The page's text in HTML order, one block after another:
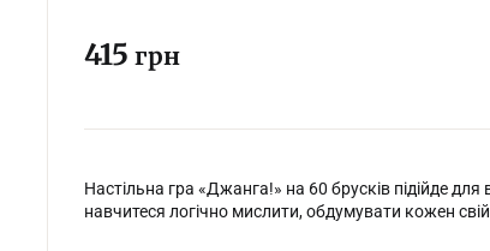
415 грн
Настільна гра «Джанга!» на 60 брусків підійде
навчитеся логічно мислити, обдумувати кожен